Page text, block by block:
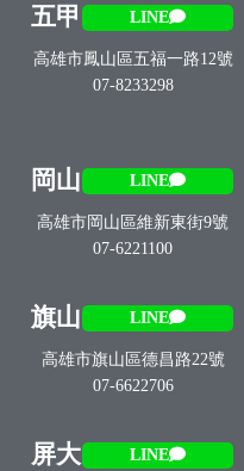
五甲 LINE
高雄市鳳山區五福一路12號
07-8233298
岡山 LINE
高雄市岡山區維新東街9號
07-6221100
旗山 LINE
高雄市旗山區德昌路22號
07-6622706
屏大 LINE